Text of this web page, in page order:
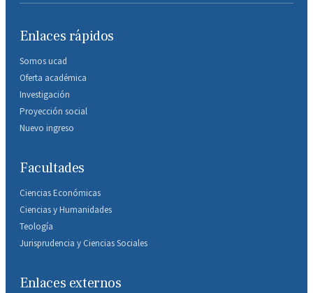
Enlaces rápidos
Somos ucad
Oferta académica
Investigación
Proyección social
Nuevo ingreso
Facultades
Ciencias Económicas
Ciencias y Humanidades
Teología
Jurisprudencia y Ciencias Sociales
Enlaces externos